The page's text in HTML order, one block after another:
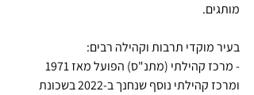
מותגים.
בעיר מוקדי תרבות וקהילה רבים:
ומרכז קהילתי נוסף שנחנך ב-2022 בשכונת